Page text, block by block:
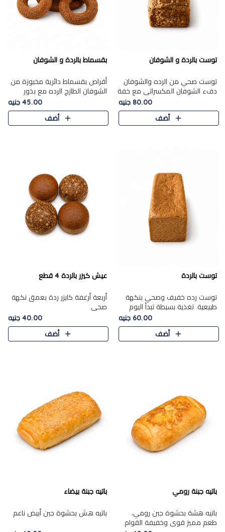
توست بالردة و الشوفان
توست صحي من الرده والشوفان.
دفء الشوفان المكسراتي مع خفة
80.00 جنيه
أضف
بقسماط بالردة و الشوفان
أقراص بقسماط دائرية مخبوزة من
الشوفان الطازج الرده مع بذور
مختارة. قرمشة الحبوب والبذور،
بداية صحية لكل صباح.
45.00 جنيه
أضف
توست بالردة
توست رده خفيف وصحي بنكهة
طبيعية. تغذية بسيطة تبدأ اليوم
60.00 جنيه
أضف
عيش كيزر بالردة 4 قطع
أربعة أرغفة كايزر ردة بعمق نكهة
صحي.
40.00 جنيه
أضف
باتيه جبنة رومي
باتيه هشة بحشوة جبن رومي،
طعم مميز قوي وخفيفة القوام.
باتيه جبنة بيضاء
باتيه هش بحشوة جبن أبيض ناعم.